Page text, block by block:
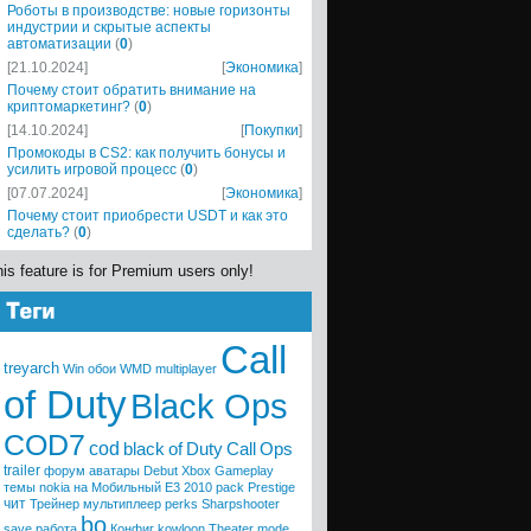
Роботы в производстве: новые горизонты
индустрии и скрытые аспекты
автоматизации (0)
[21.10.2024]
[Экономика]
Почему стоит обратить внимание на
криптомаркетинг? (0)
[14.10.2024]
[Покупки]
Промокоды в CS2: как получить бонусы и
усилить игровой процесс (0)
[07.07.2024]
[Экономика]
Почему стоит приобрести USDT и как это
сделать? (0)
feature is for Premium users only!
treyarch Win обои WMD multiplayer Call
of DutyBlack Ops
COD7 cod black of DutyCall Ops
trailer форум аватары Debut Xbox Gameplay
темы nokia на Мобильный E3 2010 pack Prestige
чит Трейнер мультиплеер perks Sharpshooter
bo